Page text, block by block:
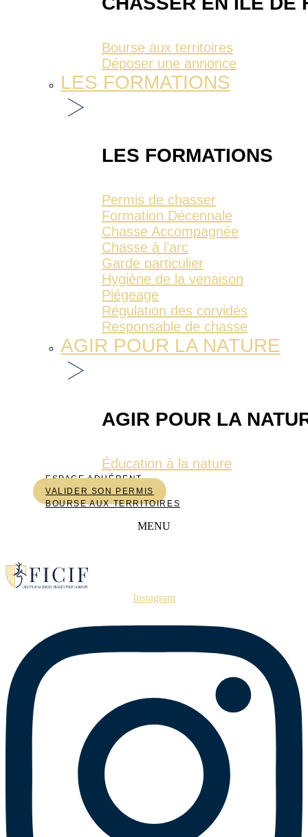
Bourse aux territoires
Déposer une annonce
LES FORMATIONS
LES FORMATIONS
Permis de chasser
Formation Décennale
Chasse Accompagnée
Chasse à l’arc
Garde particulier
Hygiène de la venaison
Piégeage
Régulation des corvidés
Responsable de chasse
AGIR POUR LA NATURE
AGIR POUR LA
Éducation à la nature
ESPACE ADHÉRENT
VALIDER SON PERMIS
BOURSE AUX TERRITOIRES
MENU
Instagram